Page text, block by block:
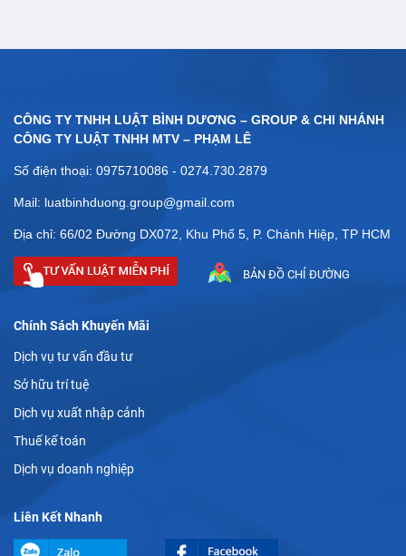
CÔNG TY TNHH LUẬT BÌNH DƯƠNG – GROUP & CHI NHÁNH
CÔNG TY LUẬT TNHH MTV – PHẠM LÊ
Số điện thoại: 0975710086 - 0274.730.2879
Mail: luatbinhduong.group@gmail.com
Địa chỉ: 66/02 Đường DX072, Khu Phố 5, P. Chánh Hiệp, TP HCM
BẢN ĐỒ CHỈ ĐƯỜNG
Chính Sách Khuyến Mãi
Dịch vụ tư vấn đầu tư
Sở hữu trí tuệ
Dịch vụ xuất nhập cảnh
Thuế kế toán
Dịch vụ doanh nghiệp
Liên Kết Nhanh